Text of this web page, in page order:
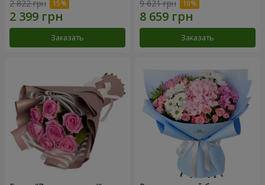
2 822 грн
Заказать
9 621 грн
Заказать